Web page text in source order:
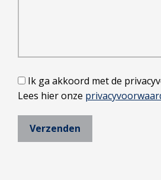
Ik ga akkoord met de
Lees hier onze